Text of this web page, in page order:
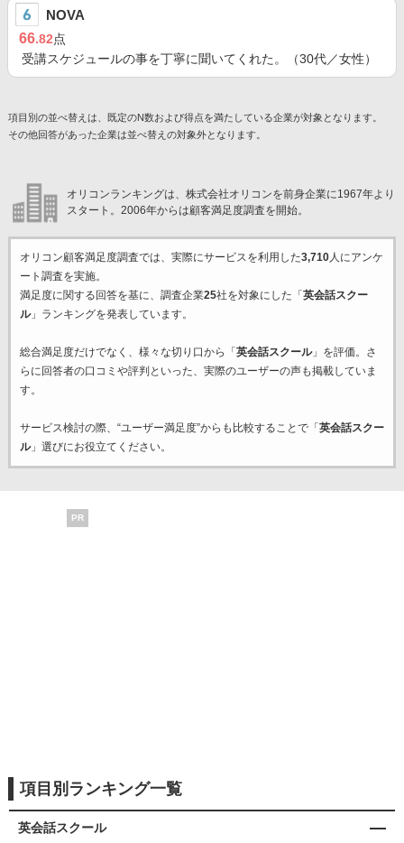
NOVA
66.82点
受講スケジュールの事を丁寧に聞いてくれた。（30代／女性）
項目別の並べ替えは、既定のN数および得点を満たしている企業が対象となります。
その他回答があった企業は並べ替えの対象外となります。
オリコンランキングは、株式会社オリコンを前身企業に1967年より
スタート。2006年からは顧客満足度調査を開始。
オリコン顧客満足度調査では、実際にサービスを利用した3,710人にアンケ
ート調査を実施。
満足度に関する回答を基に、調査企業25社を対象にした「 英会話スクー
ル」ランキングを発表しています。
総合満足度だけでなく、様々な切り口から「 英会話スクール」を評価。さ
らに回答者の口コミや評判といった、実際のユーザーの声も掲載していま
す。
サービス検討の際、“ユーザー満足度”からも比較することで「 英会話スクー
ル」選びにお役立てください。
PR
項目別ランキング一覧
英会話スクール